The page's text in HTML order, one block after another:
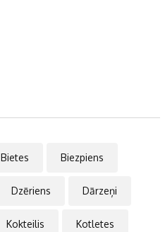
Bietes Biezpiens
Dzēriens Dārzeņi
Kokteilis Kotletes